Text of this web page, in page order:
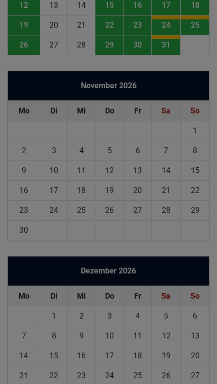
12 13 14 15 16 17 18
19 20 21 22 23 24 25
26 27 28 29 30 31
November 2026
Mo Di Mi Do Fr Sa So
1
2 3 4 5 6 7 8
9 10 11 12 13 14 15
16 17 18 19 20 21 22
23 24 25 26 27 28 29
30
Dezember 2026
Mo Di Mi Do Fr Sa So
1 2 3 4 5 6
7 8 9 10 11 12 13
14 15 16 17 18 19 20
21 22 23 24 25 26 27